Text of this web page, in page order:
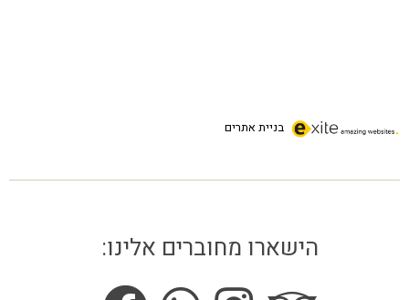
בניית אתרים
הישארו מחוברים אלינו: